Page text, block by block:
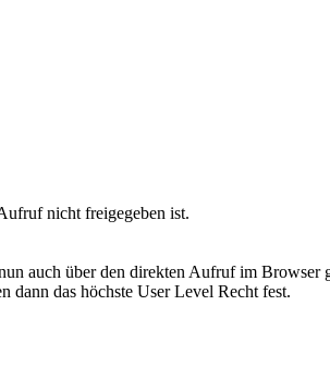
nicht freigegeben ist.
auch über den direkten Aufruf im Browser
dann das höchste User Level Recht fest.